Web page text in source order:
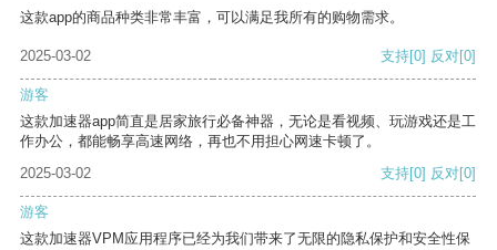
这款app的商品种类非常丰富，可以满足我所有的购物需求。
2025-03-02 支持[0] 反对[0]
游客
这款加速器app简直是居家旅行必备神器，无论是看视频、玩游戏还是工
作办公，都能畅享高速网络，再也不用担心网速卡顿了。
2025-03-02
支持[0] 反对[0]
游客
这款加速器VPM应用程序已经为我们带来了无限的隐私保护和安全性保